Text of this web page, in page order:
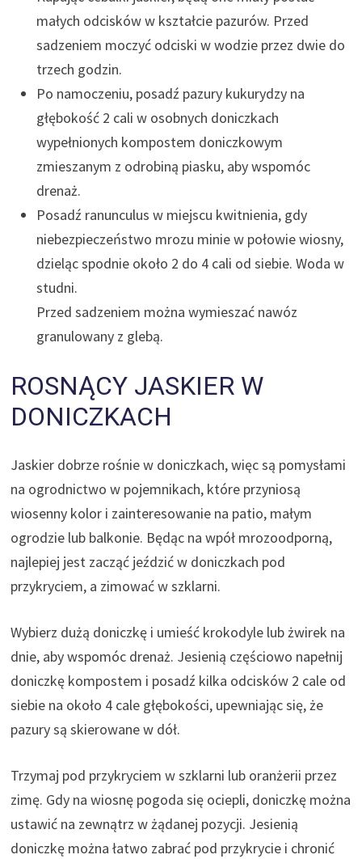
małych odcisków w kształcie pazurów. Przed
sadzeniem moczyć odciski w wodzie przez dwie do
trzech godzin.
Po namoczeniu, posadź pazury kukurydzy na
głębokość 2 cali w osobnych doniczkach
wypełnionych kompostem doniczkowym
zmieszanym z odrobiną piasku, aby wspomóc
drenaż.
Posadź ranunculus w miejscu kwitnienia, gdy
niebezpieczeństwo mrozu minie w połowie wiosny,
dzieląc spodnie około 2 do 4 cali od siebie. Woda w
studni.
Przed sadzeniem można wymieszać nawóz
granulowany z glebą.
ROSNĄCY JASKIER W
DONICZKACH
Jaskier dobrze rośnie w doniczkach, więc są pomysłami
na ogrodnictwo w pojemnikach, które przyniosą
wiosenny kolor i zainteresowanie na patio, małym
ogrodzie lub balkonie. Będąc na wpół mrozoodporną,
najlepiej jest zacząć jeździć w doniczkach pod
przykryciem, a zimować w szklarni.
Wybierz dużą doniczkę i umieść krokodyle lub żwirek na
dnie, aby wspomóc drenaż. Jesienią częściowo napełnij
doniczkę kompostem i posadź kilka odcisków 2 cale od
siebie na około 4 cale głębokości, upewniając się, że
pazury są skierowane w dół.
Trzymaj pod przykryciem w szklarni lub oranżerii przez
zimę. Gdy na wiosnę pogoda się ociepli, doniczkę można
ustawić na zewnątrz w żądanej pozycji. Jesienią
doniczkę można łatwo zabrać pod przykrycie i chronić